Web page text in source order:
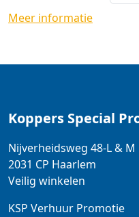
Meer informatie
Koppers Special
Nijverheidsweg 48-L & M
2031 CP Haarlem
Veilig winkelen
KSP Verhuur Promotie